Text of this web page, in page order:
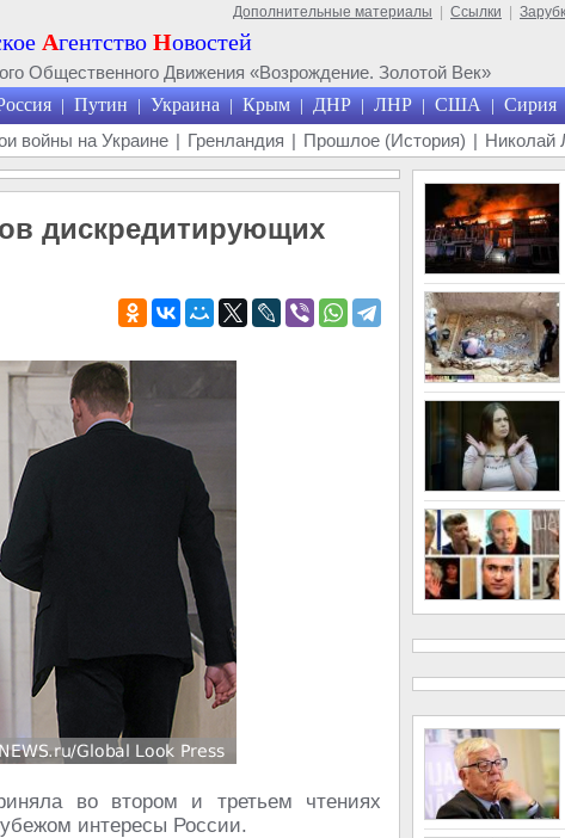
Дополнительные материалы Ссылки
Агентство Новостей
Общественного Движения «Возрождение. Золотой Век»
| Путин | Украина | Крым | ДНР | ЛНР | США | Сирия
войны на Украине | Гренландия | Прошлое (История) | Николай
дискредитирующих
во втором и третьем чтениях
интересы России.